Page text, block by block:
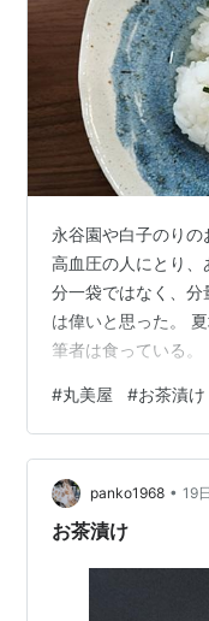
永谷園や白子のり
高血圧の人にとり
分一袋ではなく、
は偉いと思った。
筆者は食っている
家族のお茶漬け 食
ート セット まとめ
(2026/7/26時点) 楽
#丸美屋 #お茶漬け
panko1968 • 19
お茶漬け